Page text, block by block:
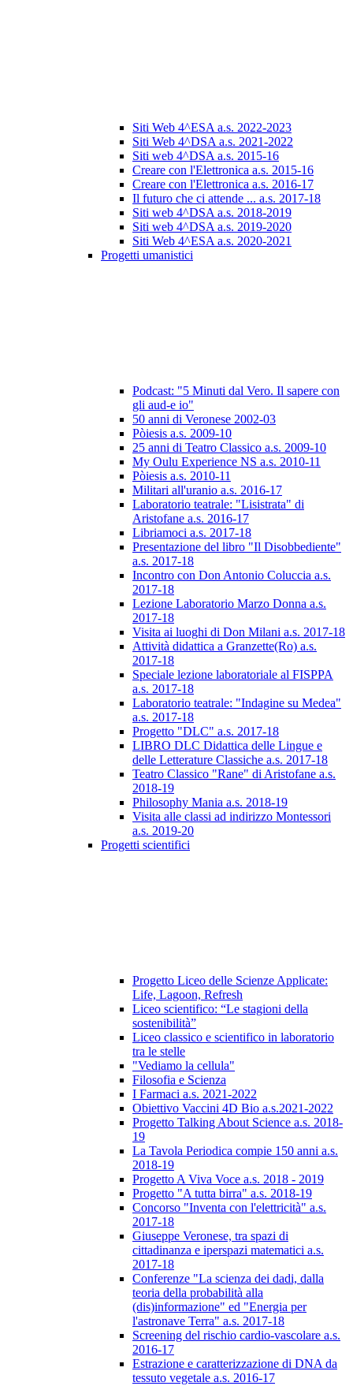
Siti Web 4^ESA a.s. 2022-2023
Siti Web 4^DSA a.s. 2021-2022
Siti web 4^DSA a.s. 2015-16
Creare con l'Elettronica a.s. 2015-16
Creare con l'Elettronica a.s. 2016-17
Il futuro che ci attende ... a.s. 2017-18
Siti web 4^DSA a.s. 2018-2019
Siti web 4^DSA a.s. 2019-2020
Siti Web 4^ESA a.s. 2020-2021
Progetti umanistici
Podcast: "5 Minuti dal Vero. Il sapere con
gli aud-e io"
50 anni di Veronese 2002-03
Pòiesis a.s. 2009-10
25 anni di Teatro Classico a.s. 2009-10
My Oulu Experience NS a.s. 2010-11
Pòiesis a.s. 2010-11
Militari all'uranio a.s. 2016-17
Laboratorio teatrale: "Lisistrata" di
Aristofane a.s. 2016-17
Libriamoci a.s. 2017-18
Presentazione del libro "Il Disobbediente"
a.s. 2017-18
Incontro con Don Antonio Coluccia a.s.
2017-18
Lezione Laboratorio Marzo Donna a.s.
2017-18
Visita ai luoghi di Don Milani a.s. 2017-18
Attività didattica a Granzette(Ro) a.s.
2017-18
Speciale lezione laboratoriale al FISPPA
a.s. 2017-18
Laboratorio teatrale: "Indagine su Medea"
a.s. 2017-18
Progetto "DLC" a.s. 2017-18
LIBRO DLC Didattica delle Lingue e
delle Letterature Classiche a.s. 2017-18
Teatro Classico "Rane" di Aristofane a.s.
2018-19
Philosophy Mania a.s. 2018-19
Visita alle classi ad indirizzo Montessori
a.s. 2019-20
Progetti scientifici
Progetto Liceo delle Scienze Applicate:
Life, Lagoon, Refresh
Liceo scientifico: “Le stagioni della
sostenibilità”
Liceo classico e scientifico in laboratorio
tra le stelle
"Vediamo la cellula"
Filosofia e Scienza
I Farmaci a.s. 2021-2022
Obiettivo Vaccini 4D Bio a.s.2021-2022
Progetto Talking About Science a.s. 2018-
19
La Tavola Periodica compie 150 anni a.s.
2018-19
Progetto A Viva Voce a.s. 2018 - 2019
Progetto "A tutta birra" a.s. 2018-19
Concorso "Inventa con l'elettricità" a.s.
2017-18
Giuseppe Veronese, tra spazi di
cittadinanza e iperspazi matematici a.s.
2017-18
Conferenze "La scienza dei dadi, dalla
teoria della probabilità alla
(dis)informazione" ed "Energia per
l'astronave Terra" a.s. 2017-18
Screening del rischio cardio-vascolare a.s.
2016-17
Estrazione e caratterizzazione di DNA da
tessuto vegetale a.s. 2016-17